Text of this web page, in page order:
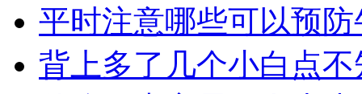
平时注意哪些可以预
背上多了几个小白点